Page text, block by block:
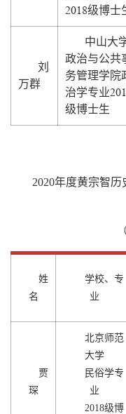
2018级博士
刘
万群
中山大
政治与公共
务管理学院
治学专业
级博士生
2020年度黄宗智历
（
姓
名
学校、专
业
贾
琛
北京师范
大学
民俗学专
业
2018级博